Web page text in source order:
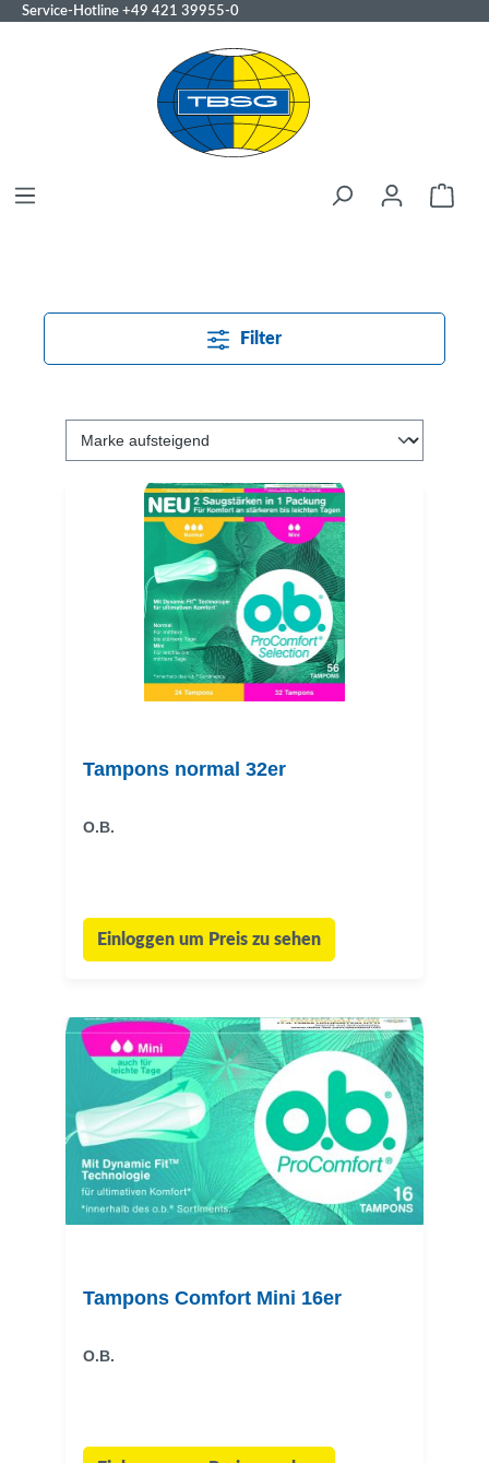
Service-Hotline +49 421 39955-0
Filter
Tampons normal 32er
O.B.
Einloggen um Preis zu sehen
Tampons Comfort Mini 16er
O.B.